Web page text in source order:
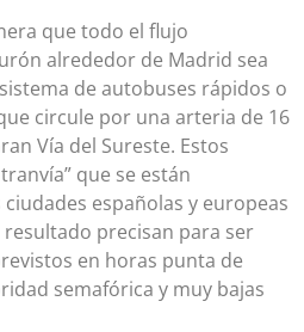
que todo el flujo
alrededor de Madrid sea
de autobuses rápidos o
circule por una arteria de 16
Vía del Sureste. Estos
que se están
españolas y europeas
precisan para ser
en horas punta de
semafórica y muy bajas